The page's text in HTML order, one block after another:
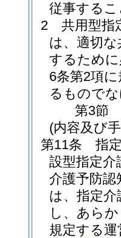
従事する
2
共用型指
は、適切
するため
6条第2項
るもので
第3節
(内容及び
第11条
指
設型指定介
介護予防認
は、指定
し、あら
規定する